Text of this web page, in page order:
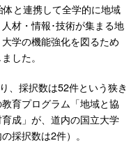
と連携して全学的に地域
材・情報･技術が集まる地
学の機能強化を図るため
した。
、採択数は52件という狭き
育プログラム「地域と協
成」が、道内の国立大学
採択数は2件）。